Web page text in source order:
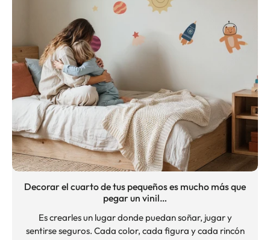
Decorar el cuarto de tus pequeños es mucho más que
pegar un vinil…
Es crearles un lugar donde puedan soñar, jugar y
sentirse seguros. Cada color, cada figura y cada rincón